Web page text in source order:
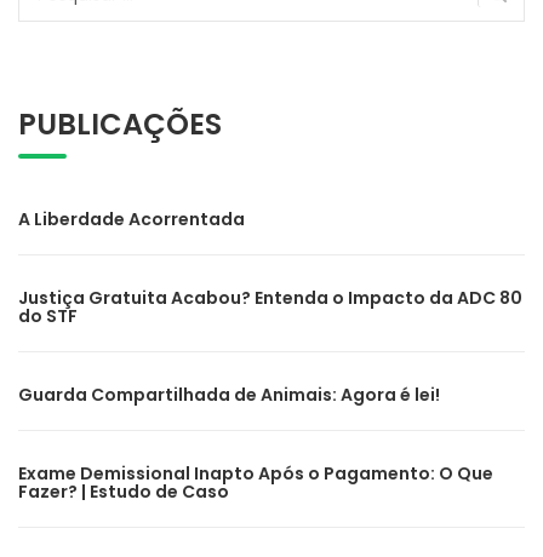
PUBLICAÇÕES
A Liberdade Acorrentada
Justiça Gratuita Acabou? Entenda o Impacto da ADC 80
do STF
Guarda Compartilhada de Animais: Agora é lei!
Exame Demissional Inapto Após o Pagamento: O Que
Fazer? | Estudo de Caso